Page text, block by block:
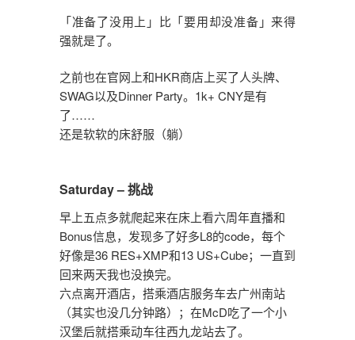
「准备了没用上」比「要用却没准备」来得
强就是了。
之前也在官网上和HKR商店上买了人头牌、
SWAG以及Dinner Party。1k+ CNY是有
了……
还是软软的床舒服（躺）
Saturday – 挑战
早上五点多就爬起来在床上看六周年直播和
Bonus信息，发现多了好多L8的code，每个
好像是36 RES+XMP和13 US+Cube；一直到
回来两天我也没换完。
六点离开酒店，搭乘酒店服务车去广州南站
（其实也没几分钟路）；在McD吃了一个小
汉堡后就搭乘动车往西九龙站去了。